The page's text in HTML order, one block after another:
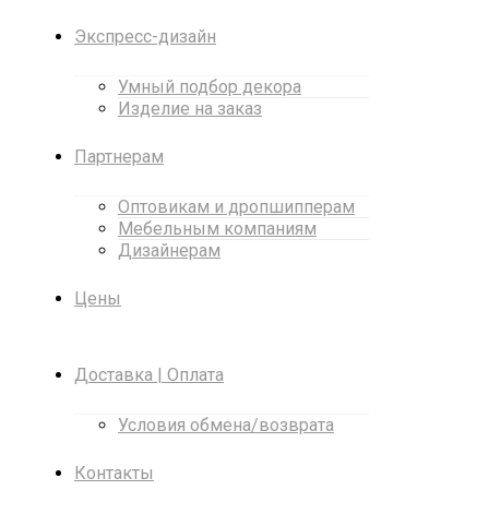
Экспресс-дизайн
Умный подбор декора
Изделие на заказ
Партнерам
Оптовикам и дропшипперам
Мебельным компаниям
Дизайнерам
Цены
Доставка | Оплата
Условия обмена/возврата
Контакты